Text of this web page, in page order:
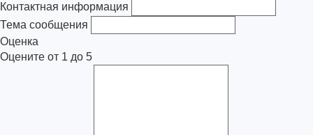
Контактная информация
Тема сообщения
Оценка
Оцените от 1 до 5